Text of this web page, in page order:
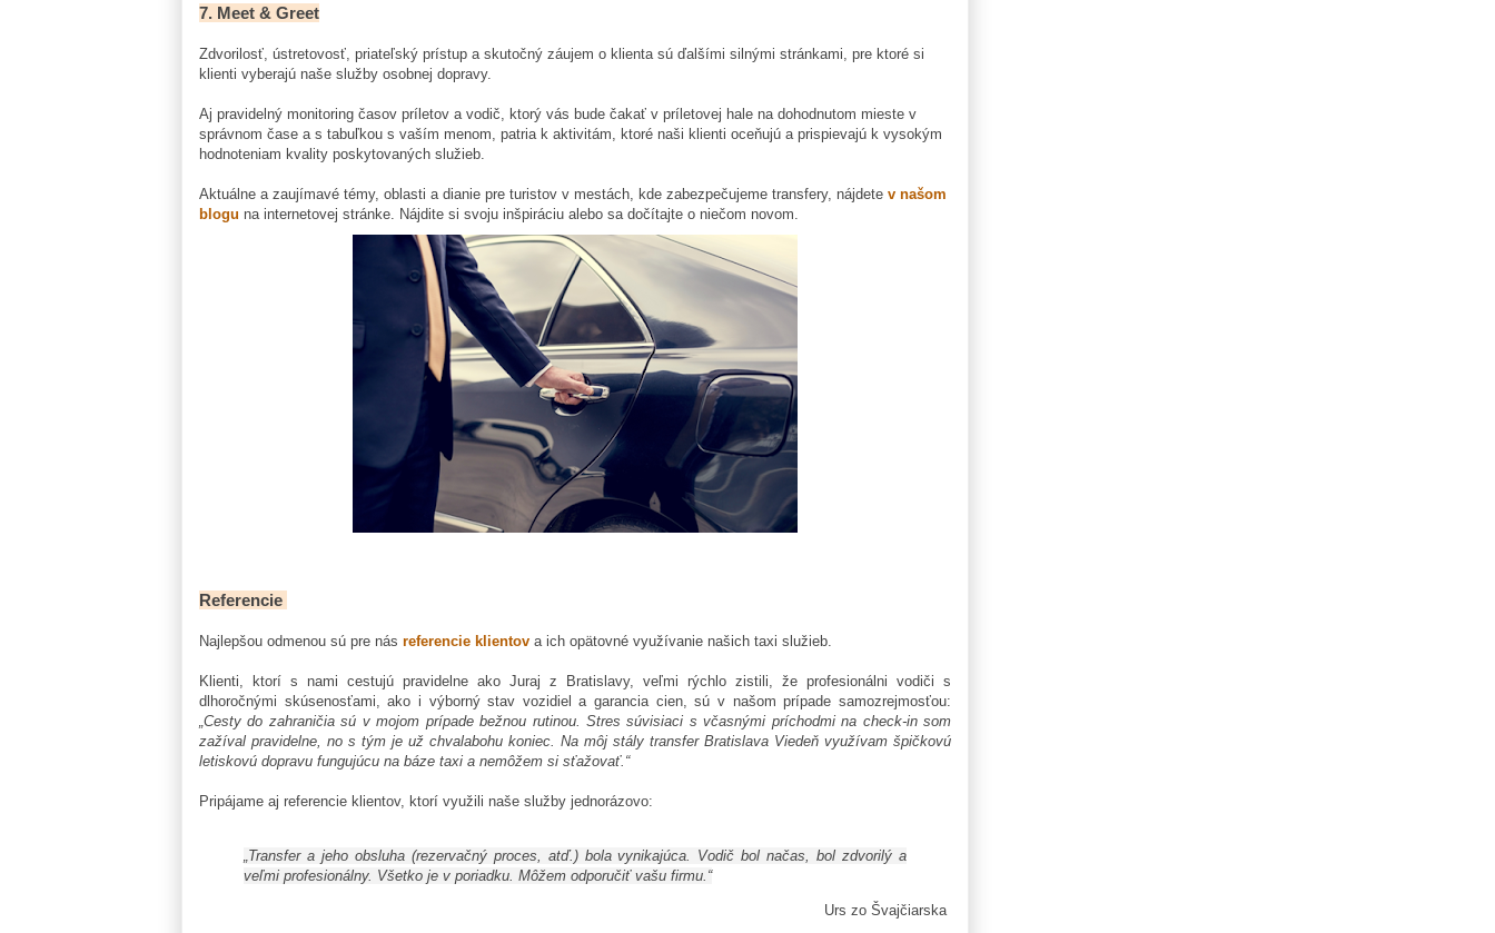
7. Meet & Greet
Zdvorilosť, ústretovosť, priateľský prístup a skutočný záujem o klienta sú ďalšími silnými stránkami, pre ktoré si
klienti vyberajú naše služby osobnej dopravy.
Aj pravidelný monitoring časov príletov a vodič, ktorý vás bude čakať v príletovej hale na dohodnutom mieste v
správnom čase a s tabuľkou s vaším menom, patria k aktivitám, ktoré naši klienti oceňujú a prispievajú k vysokým
hodnoteniam kvality poskytovaných služieb.
Aktuálne a zaujímavé témy, oblasti a dianie pre turistov v mestách, kde zabezpečujeme transfery, nájdete v našom
blogu na internetovej stránke. Nájdite si svoju inšpiráciu alebo sa dočítajte o niečom novom.
Referencie
Najlepšou odmenou sú pre nás referencie klientov a ich opätovné využívanie našich taxi služieb.
Klienti, ktorí s nami cestujú pravidelne ako Juraj z Bratislavy, veľmi rýchlo zistili, že profesionálni vodiči s
dlhoročnými skúsenosťami, ako i výborný stav vozidiel a garancia cien, sú v našom prípade samozrejmosťou:
„Cesty do zahraničia sú v mojom prípade bežnou rutinou. Stres súvisiaci s včasnými príchodmi na check-in som
zažíval pravidelne, no s tým je už chvalabohu koniec. Na môj stály transfer Bratislava Viedeň využívam špičkovú
letiskovú dopravu fungujúcu na báze taxi a nemôžem si sťažovať.“
Pripájame aj referencie klientov, ktorí využili naše služby jednorázovo:
„Transfer a jeho obsluha (rezervačný proces, atď.) bola vynikajúca. Vodič bol načas, bol zdvorilý a
veľmi profesionálny. Všetko je v poriadku. Môžem odporučiť vašu firmu.“
Urs zo Švajčiarska